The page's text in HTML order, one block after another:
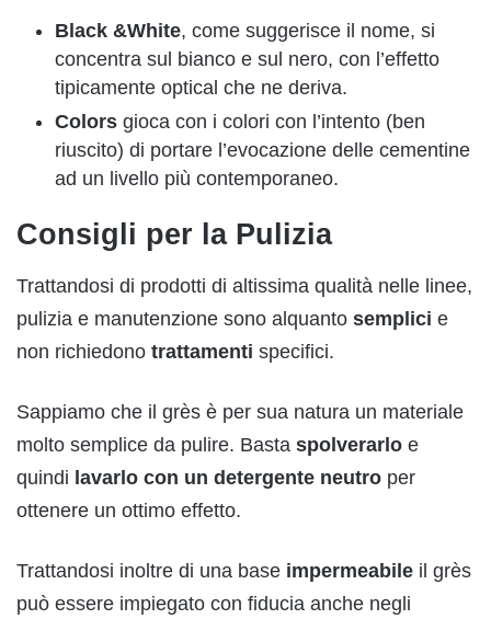
Black &White, come suggerisce il nome, si
concentra sul bianco e sul nero, con l’effetto
tipicamente optical che ne deriva.
Colors gioca con i colori con l’intento (ben
riuscito) di portare l’evocazione delle cementine
ad un livello più contemporaneo.
Consigli per la Pulizia
Trattandosi di prodotti di altissima qualità nelle linee,
pulizia e manutenzione sono alquanto semplici e
non richiedono trattamenti specifici.
Sappiamo che il grès è per sua natura un materiale
molto semplice da pulire. Basta spolverarlo e
quindi lavarlo con un detergente neutro per
ottenere un ottimo effetto.
Trattandosi inoltre di una base impermeabile il grès
può essere impiegato con fiducia anche negli